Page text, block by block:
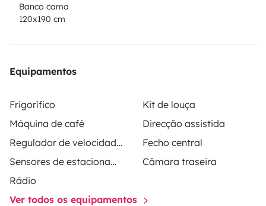
Banco cama
120x190 cm
Equipamentos
Frigorífico
Kit de louça
Máquina de café
Direcção assistida
Regulador de velocidade / Cruise Control
Fecho central
Sensores de estacionamento
Câmara traseira
Rádio
Ver todos os equipamentos